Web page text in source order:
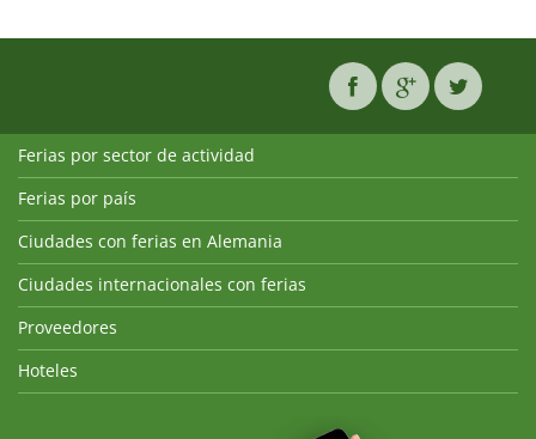
Ferias por sector de actividad
Ferias por país
Ciudades con ferias en Alemania
Ciudades internacionales con ferias
Proveedores
Hoteles